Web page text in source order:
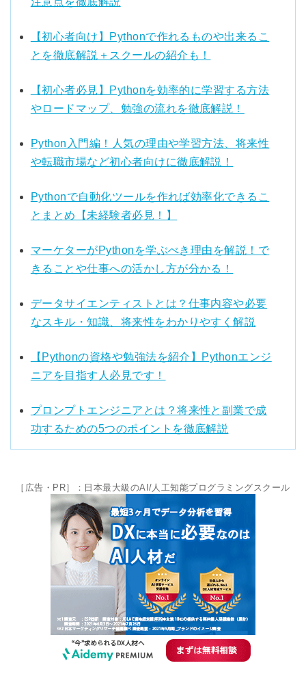
【初心者向け】Pythonで作れるものや出来るこ
とを徹底解説＋スクールの紹介も！
【初心者必見】Pythonを効率的に学習する方法
やロードマップ、勉強の流れを徹底解説！
Python入門編！人気の理由や学習方法、将来性
や転職市場など初心者向けに徹底解説！
Pythonで自動化ツールを作れば効率化できるこ
とまとめ【未経験者必見！】
マーケターがPythonを学ぶべき理由を解説！で
きることや仕事への活かし方が分かる！
データサイエンティストとは？仕事内容や必要
なスキル・知識、将来性をわかりやすく解説
【Pythonの資格や勉強法を紹介】Pythonエンジ
ニアを目指す人必見です！
プロンプトエンジニアとは？将来性と副業で成
功するための5つのポイントを徹底解説
［広告・PR］：日本最大級のAI/人工知能プログラミングスクール